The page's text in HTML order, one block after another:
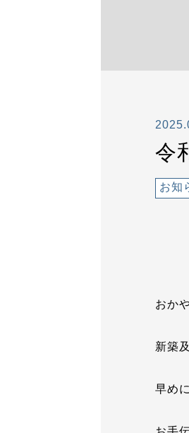
令
お知
おか
新築
早め